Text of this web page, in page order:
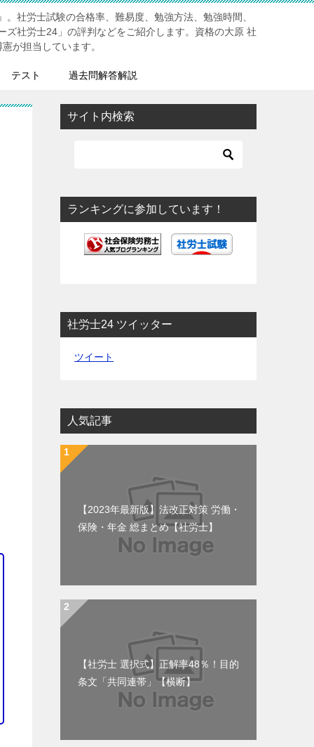
。社労士試験の合格率、難易度、勉強方法、勉強時間、
ズ社労士24」の評判などをご紹介します。資格の大原 社
が担当しています。
テスト 過去問解答解説
サイト内検索
ランキングに参加しています！
社労士24 ツイッター
ツイート
人気記事
【2023年最新版】法改正対策 労働・
保険・年金 総まとめ【社労士】
【社労士 選択式】正解率48％！目的
条文「共同連帯」【横断】